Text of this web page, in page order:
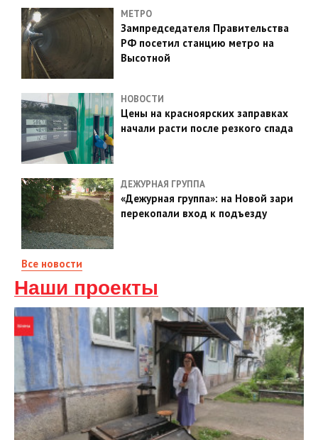
МЕТРО
Зампредседателя Правительства
РФ посетил станцию метро на
Высотной
НОВОСТИ
Цены на красноярских заправках
начали расти после резкого спада
ДЕЖУРНАЯ ГРУППА
«Дежурная группа»: на Новой зари
перекопали вход к подъезду
Все новости
Наши проекты